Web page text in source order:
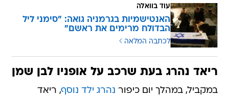
עוד בוואלה
האנטישמיות בגרמניה גואה: "סימני ליל
הבדולח מרימים את ראשם"
לכתבה המלאה
ריאד נהרג בעת שרכב על אופניו לבן שמן
במקביל, במהלך יום כיפור נהרג ילד נוסף, ריאד